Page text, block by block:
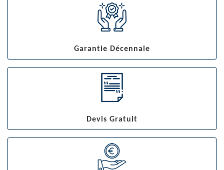
Garantie Décennale
Devis Gratuit